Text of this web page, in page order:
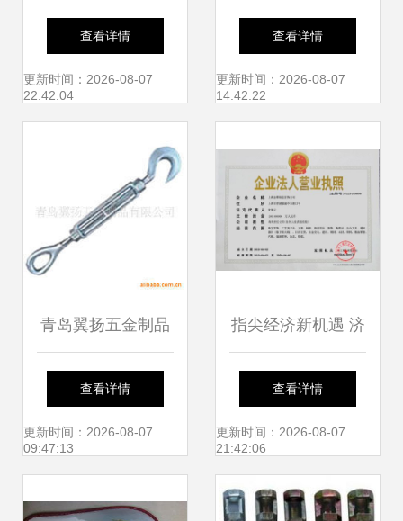
期商品”超市 日用
百货销售新风向
查看详情
更新时间：2026-08-07
22:42:04
业务模式下的发票
开具与财税合规指
查看详情
更新时间：2026-08-07
14:42:22
青岛翼扬五金制品
专业索具产品一站
式供应商
查看详情
更新时间：2026-08-07
09:47:13
指尖经济新机遇 济
宁与济南女性居家
手工创业指南
查看详情
更新时间：2026-08-07
21:42:06